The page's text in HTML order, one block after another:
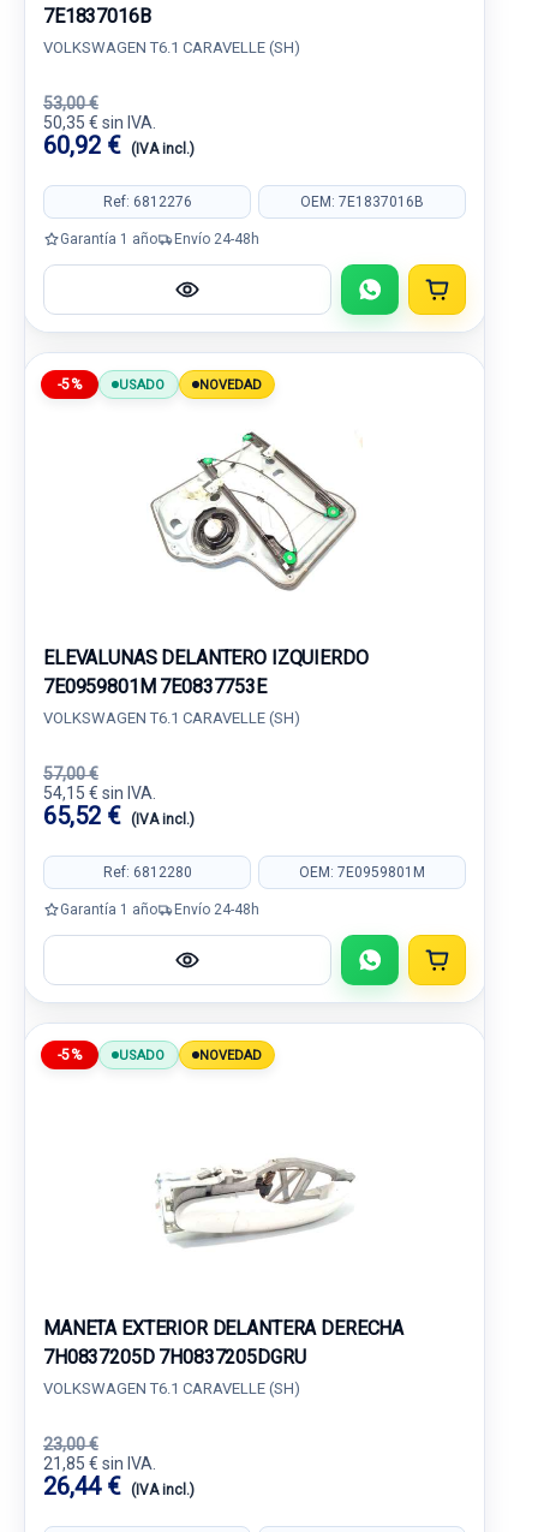
7E1837016B
VOLKSWAGEN T6.1 CARAVELLE (SH)
53,00 €
50,35 € sin IVA.
60,92 € (IVA incl.)
Ref: 6812276 OEM: 7E1837016B
Garantía 1 año Envío 24-48h
-5% USADO NOVEDAD
ELEVALUNAS DELANTERO IZQUIERDO
7E0959801M 7E0837753E
VOLKSWAGEN T6.1 CARAVELLE (SH)
57,00 €
54,15 € sin IVA.
65,52 € (IVA incl.)
Ref: 6812280 OEM: 7E0959801M
Garantía 1 año Envío 24-48h
-5% USADO NOVEDAD
MANETA EXTERIOR DELANTERA DERECHA
7H0837205D 7H0837205DGRU
VOLKSWAGEN T6.1 CARAVELLE (SH)
23,00 €
21,85 € sin IVA.
26,44 € (IVA incl.)